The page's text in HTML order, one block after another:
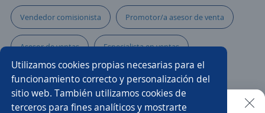
Utilizamos cookies propias necesarias para el
funcionamiento correcto y personalización del
sitio web. También utilizamos cookies de
terceros para fines analíticos y mostrarte
Vendedor comisionista Promotor/a asesor de venta
Asesor de ventas Especialista en ventas
Gerente tienda Asesor/a Vendedor/a
Gerente comercial Asesor/a de ventas